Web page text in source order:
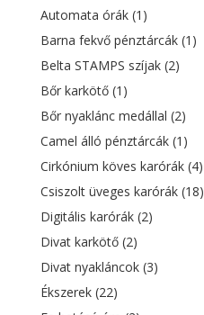
Automata órák (1)
Barna fekvő pénztárcák (1)
Belta STAMPS szíjak (2)
Bőr karkötő (1)
Bőr nyaklánc medállal (2)
Camel álló pénztárcák (1)
Cirkónium köves karórák (4)
Csiszolt üveges karórák (18)
Digitális karórák (2)
Divat karkötő (2)
Divat nyakláncok (3)
Ékszerek (22)